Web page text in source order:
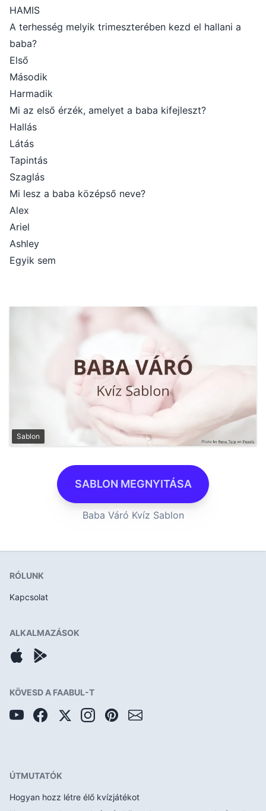
HAMIS
A terhesség melyik trimeszterében kezd el hallani a
baba?
Első
Második
Harmadik
Mi az első érzék, amelyet a baba kifejleszt?
Hallás
Látás
Tapintás
Szaglás
Mi lesz a baba középső neve?
Alex
Ariel
Ashley
Egyik sem
Sablon
SABLON MEGNYITÁSA
Baba Váró Kvíz Sablon
RÓLUNK
Kapcsolat
ALKALMAZÁSOK
KÖVESD A FAABUL-T
ÚTMUTATÓK
Hogyan hozz létre élő kvízjátékot